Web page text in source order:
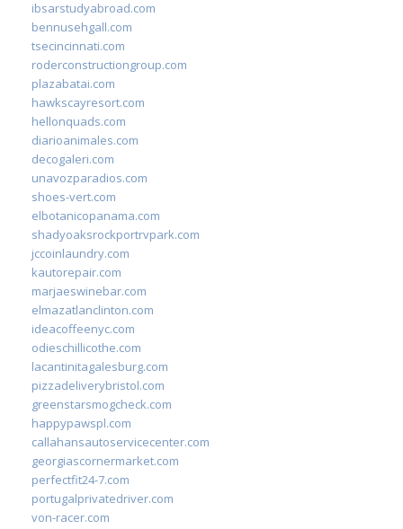
ibsarstudyabroad.com
bennusehgall.com
tsecincinnati.com
roderconstructiongroup.com
plazabatai.com
hawkscayresort.com
hellonquads.com
diarioanimales.com
decogaleri.com
unavozparadios.com
shoes-vert.com
elbotanicopanama.com
shadyoaksrockportrvpark.com
jccoinlaundry.com
kautorepair.com
marjaeswinebar.com
elmazatlanclinton.com
ideacoffeenyc.com
odieschillicothe.com
lacantinitagalesburg.com
pizzadeliverybristol.com
greenstarsmogcheck.com
happypawspl.com
callahansautoservicecenter.com
georgiascornermarket.com
perfectfit24-7.com
portugalprivatedriver.com
von-racer.com